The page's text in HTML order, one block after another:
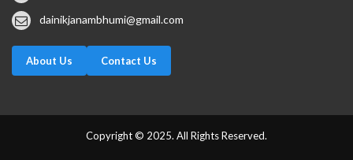
dainikjanambhumi@gmail.com
About Us Contact Us
Copyright © 2025. All Rights Reserved.